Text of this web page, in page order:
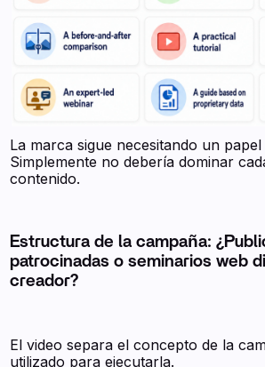
La marca sigue necesitando un
Simplemente no debería dominar
contenido.
Estructura de la campaña:
patrocinadas o seminarios web
creador?
El video separa el concepto de la
utilizado para ejecutarla.